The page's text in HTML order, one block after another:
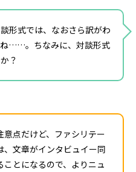
形式では、なおさら訳がわ
……。ちなみに、対談形式
？
点だけど、ファシリテー
文章がインタビュイー同
とになるので、よりニュ